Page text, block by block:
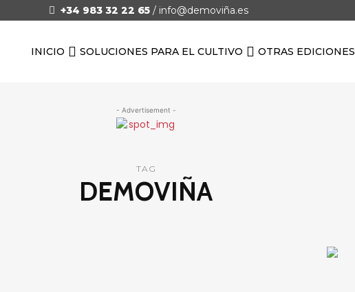
+34 983 32 22 65/ info@demoviña.es
INICIO SOLUCIONES PARA EL CULTIVO OTRAS EDICIONES
- Advertisement -
TAG
DEMOVIÑA